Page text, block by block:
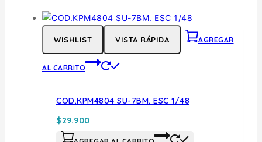
WISHLIST VISTA RÁPIDA AGREGAR
AL CARRITO
COD.KPM4804 SU-7BM. ESC 1/48
$29.900